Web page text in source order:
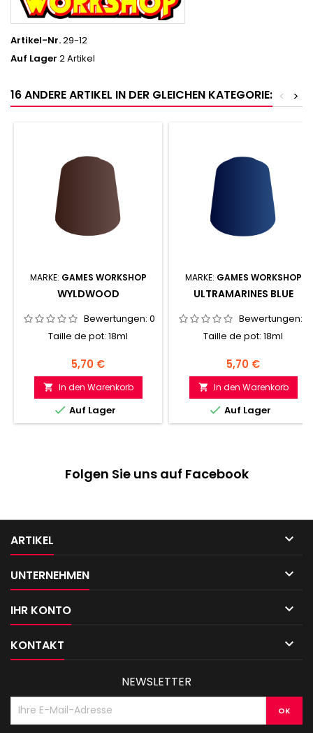
Artikel-Nr.29-12
Auf Lager 2 Artikel
16 ANDERE ARTIKEL IN DER GLEICHEN KATEGORIE: >
<
MARKE: GAMES WORKSHOP
WYLDWOOD
Bewertungen: 0
Taille de pot: 18ml
Preis
5,70 €
 In den Warenkorb
 Auf Lager
MARKE: GAMES WORKSHOP
ULTRAMARINES BLUE
Bewertungen:
Taille de pot: 18ml
Preis
5,70 €
 In den Warenkorb
 Auf Lager
Folgen Sie uns auf Facebook
ARTIKEL 
UNTERNEHMEN 
IHR KONTO 
KONTAKT 
NEWSLETTER